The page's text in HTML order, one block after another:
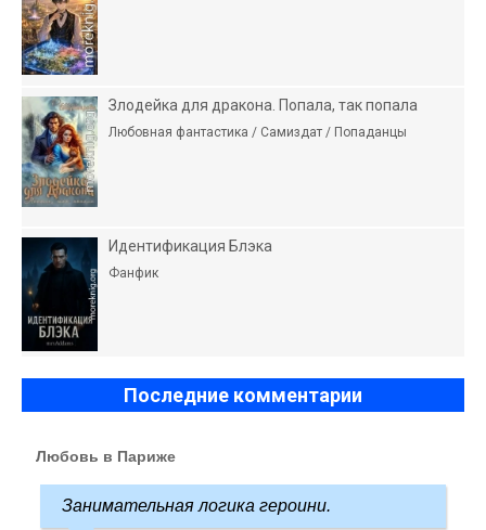
Злодейка для дракона. Попала, так попала
Любовная фантастика / Самиздат / Попаданцы
Идентификация Блэка
Фанфик
Последние комментарии
Любовь в Париже
Занимательная логика героини.